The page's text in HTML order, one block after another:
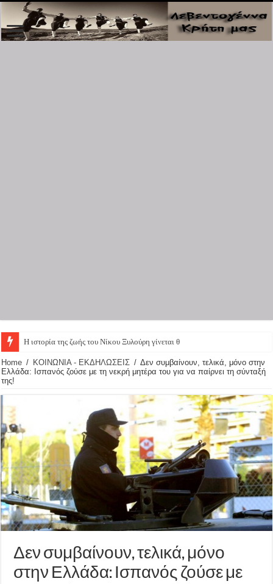
Η ιστορία της ζωής του Νίκου Ξυλούρη γίνεται θεατρική
Home / ΚΟΙΝΩΝΙΑ - ΕΚΔΗΛΩΣΕΙΣ / Δεν συμβαίνουν, τελικά, μόνο στην
Ελλάδα: Ισπανός ζούσε με τη νεκρή μητέρα του για να παίρνει τη σύνταξή
της!
Δεν συμβαίνουν, τελικά, μόνο
στην Ελλάδα: Ισπανός ζούσε με